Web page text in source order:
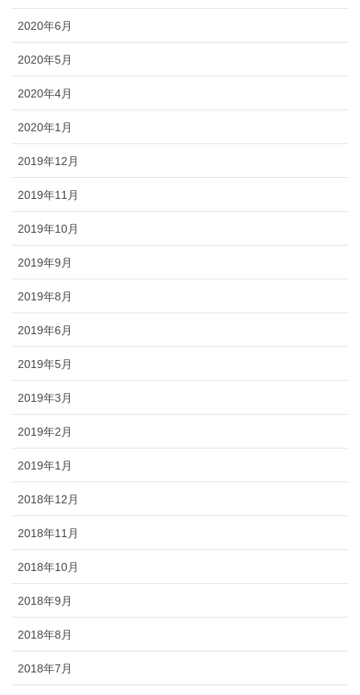
2020年6月
2020年5月
2020年4月
2020年1月
2019年12月
2019年11月
2019年10月
2019年9月
2019年8月
2019年6月
2019年5月
2019年3月
2019年2月
2019年1月
2018年12月
2018年11月
2018年10月
2018年9月
2018年8月
2018年7月